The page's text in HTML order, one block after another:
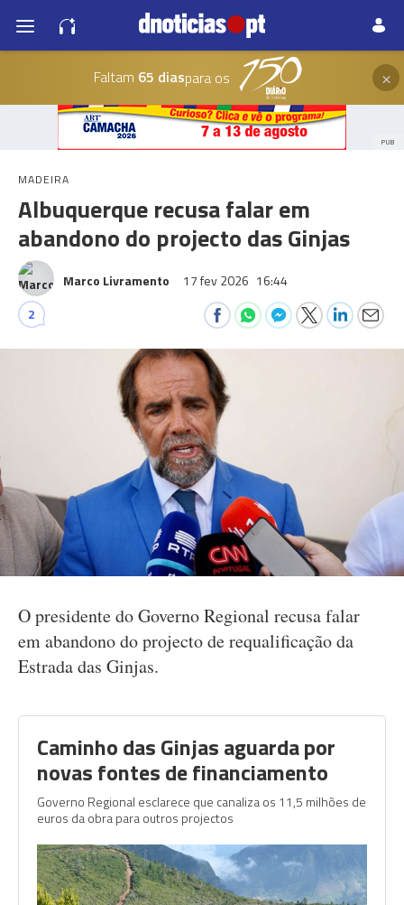
Faltam 65 diaspara os ×
PUB
MADEIRA
Albuquerque recusa falar em
abandono do projecto das Ginjas
Marco Livramento 17 fev 2026 16:44
2
O presidente do Governo Regional recusa falar
em abandono do projecto de requalificação da
Estrada das Ginjas.
Caminho das Ginjas aguarda por
novas fontes de financiamento
Governo Regional esclarece que canaliza os 11,5 milhões de
euros da obra para outros projectos